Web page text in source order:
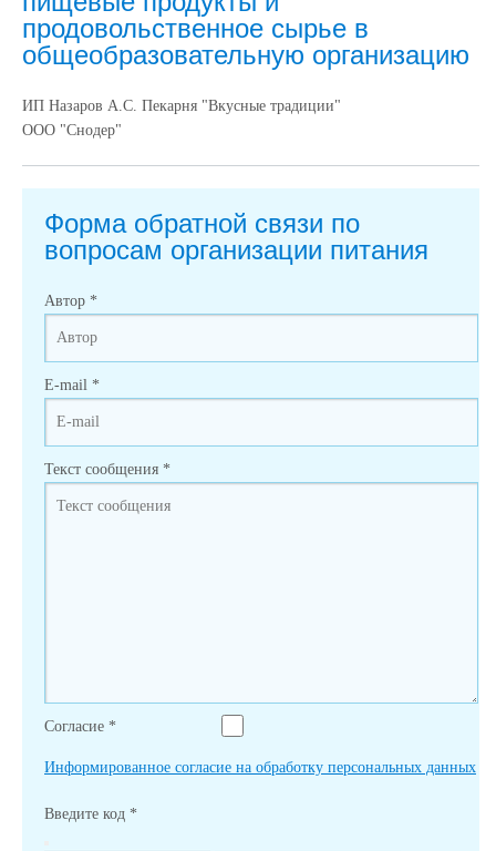
продовольственное сырье в
общеобразовательную организацию
ИП Назаров А.С. Пекарня "Вкусные традиции"
ООО "Снодер"
Форма обратной связи по
вопросам организации питания
Автор *
E-mail *
Текст сообщения *
Согласие *
Информированное согласие на обработку персональных данных
Введите код *